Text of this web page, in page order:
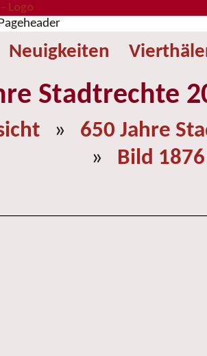
Neuigkeiten
Stadtrechte
» 650 Jahre
» Bild 1876